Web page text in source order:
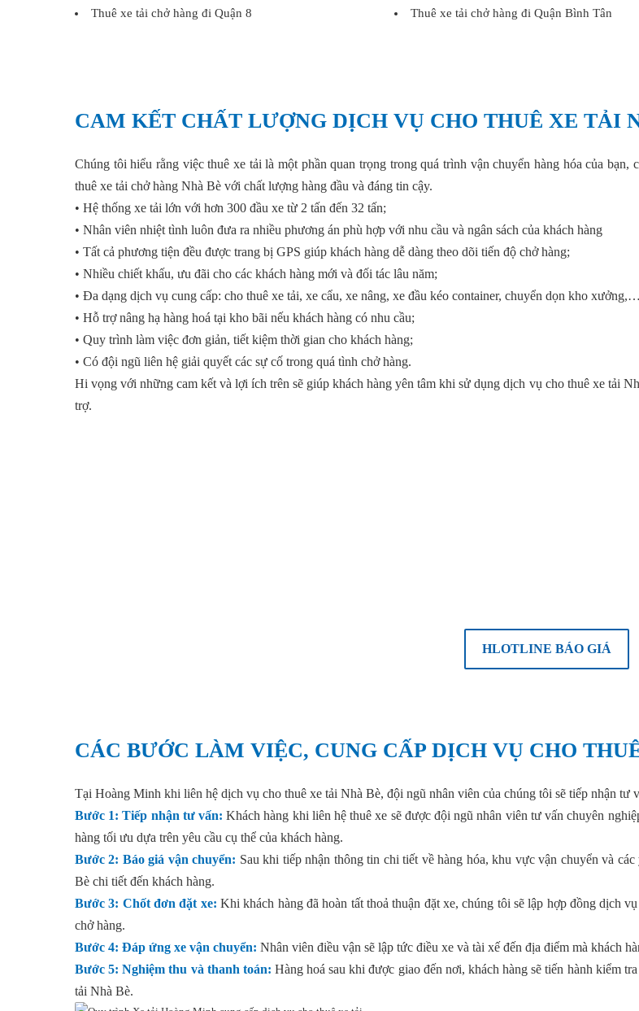
Thuê xe tải chở hàng đi Quận 8
Thuê xe tải chở hàng đi Quận Bình Tân
CAM KẾT CHẤT LƯỢNG DỊCH VỤ CHO THUÊ XE TẢI
Chúng tôi hiểu rằng việc thuê xe tải là một phần quan trọng trong quá trình vận chuyển hàng hóa của
thuê xe tải chở hàng Nhà Bè với chất lượng hàng đầu và đáng tin cậy.
• Hệ thống xe tải lớn với hơn 300 đầu xe từ 2 tấn đến 32 tấn;
• Nhân viên nhiệt tình luôn đưa ra nhiều phương án phù hợp với nhu cầu và ngân sách của khách hàng
• Tất cả phương tiện đều được trang bị GPS giúp khách hàng dễ dàng theo dõi tiến độ chở hàng;
• Nhiều chiết khấu, ưu đãi cho các khách hàng mới và đối tác lâu năm;
• Đa dạng dịch vụ cung cấp: cho thuê xe tải, xe cẩu, xe nâng, xe đầu kéo container, chuyển dọn kho
• Hỗ trợ nâng hạ hàng hoá tại kho bãi nếu khách hàng có nhu cầu;
• Quy trình làm việc đơn giản, tiết kiệm thời gian cho khách hàng;
• Có đội ngũ liên hệ giải quyết các sự cố trong quá tình chở hàng.
Hi vọng với những cam kết và lợi ích trên sẽ giúp khách hàng yên tâm khi sử dụng dịch vụ cho thuê xe tải
trợ.
HLOTLINE BÁO GIÁ
CÁC BƯỚC LÀM VIỆC, CUNG CẤP DỊCH VỤ CHO
Tại Hoàng Minh khi liên hệ dịch vụ cho thuê xe tải Nhà Bè, đội ngũ nhân viên của chúng tôi sẽ tiếp nhận tư
Bước 1: Tiếp nhận tư vấn: Khách hàng khi liên hệ thuê xe sẽ được đội ngũ nhân viên tư vấn chuyên
hàng tối ưu dựa trên yêu cầu cụ thể của khách hàng.
Bước 2: Báo giá vận chuyển: Sau khi tiếp nhận thông tin chi tiết về hàng hóa, khu vực vận chuyển và
Bè chi tiết đến khách hàng.
Bước 3: Chốt đơn đặt xe: Khi khách hàng đã hoàn tất thoả thuận đặt xe, chúng tôi sẽ lập hợp đồng dịch
chở hàng.
Bước 4: Đáp ứng xe vận chuyển: Nhân viên điều vận sẽ lập tức điều xe và tài xế đến địa điểm mà khách
Bước 5: Nghiệm thu và thanh toán: Hàng hoá sau khi được giao đến nơi, khách hàng sẽ tiến hành kiểm
tải Nhà Bè.